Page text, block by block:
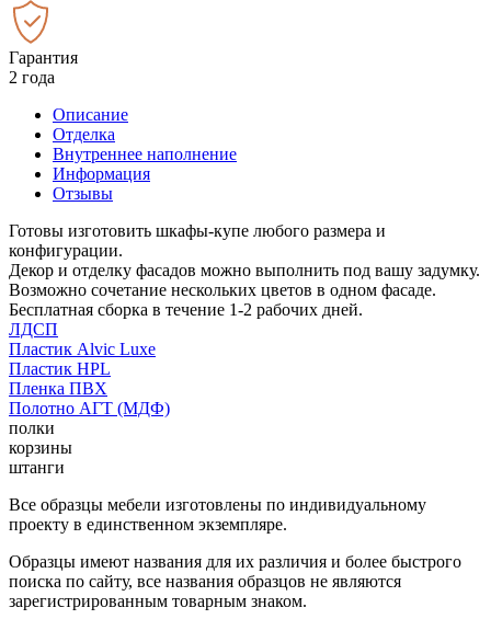
Гарантия
2 года
Описание
Отделка
Внутреннее наполнение
Информация
Отзывы
Готовы изготовить шкафы-купе любого размера и
конфигурации.
Декор и отделку фасадов можно выполнить под вашу задумку.
Возможно сочетание нескольких цветов в одном фасаде.
Бесплатная сборка в течение 1-2 рабочих дней.
ЛДСП
Пластик Alvic Luxe
Пластик HPL
Пленка ПВХ
Полотно АГТ (МДФ)
полки
корзины
штанги
Все образцы мебели изготовлены по индивидуальному
проекту в единственном экземпляре.
Образцы имеют названия для их различия и более быстрого
поиска по сайту, все названия образцов не являются
зарегистрированным товарным знаком.